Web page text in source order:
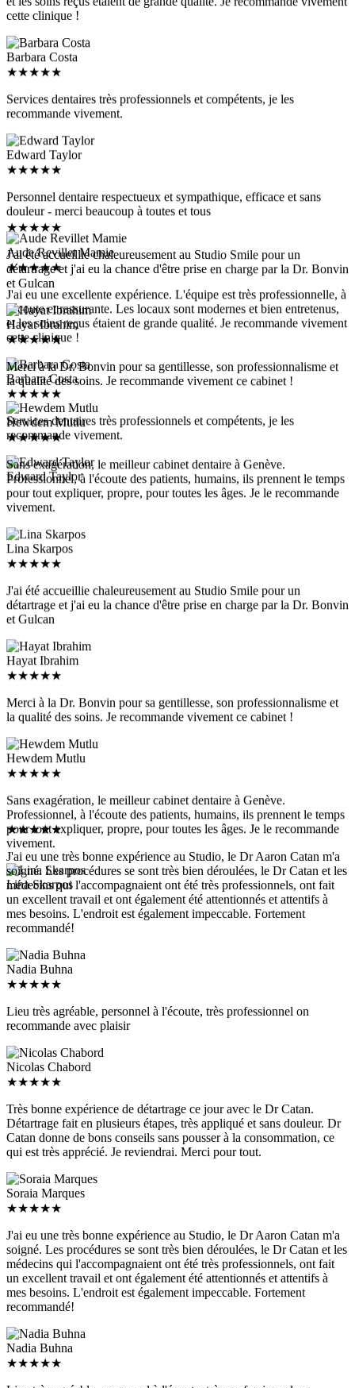
cette clinique !
Barbara Costa
★★★★★
Services dentaires très professionnels et compétents, je les
recommande vivement.
Edward Taylor
★★★★ ★
douleur - merci beaucoup à toutes et tous
Aude Revillet Mamie
★★★★★
J'ai eu une excellente expérience. L'équipe est très professionnelle, à
l'écoute et rassurante. Les locaux sont modernes et bien entretenus,
et les soins reçus étaient de grande qualité. Je recommande vivement
cette clinique !
Barbara Costa
★★★★★
Services dentaires très professionnels et compétents, je les
recommande vivement.
Edward Taylor
★ ★ ★ ★
★
J'ai été accueillie chaleureusement au Studio Smile pour un
détartrage et j'ai eu la chance d'être prise en charge par la Dr. Bonvin
et Gulcan
Hayat Ibrahim
★★★★★
Merci à la Dr. Bonvin pour sa gentillesse, son professionnalisme et
la qualité des soins. Je recommande vivement ce cabinet !
Hewdem Mutlu
★★★★★
Sans exagération, le meilleur cabinet dentaire à Genève.
Professionnel, à l'écoute des patients, humains, ils prennent le temps
pour tout expliquer, propre, pour toutes les âges. Je le recommande
vivement.
Lina Skarpos
★★★★★
J'ai été accueillie chaleureusement au Studio Smile pour un
détartrage et j'ai eu la chance d'être prise en charge par la Dr. Bonvin
et Gulcan
Hayat Ibrahim
★★ ★★★
Merci à la Dr. Bonvin pour sa gentillesse, son professionnalisme et
la qualité des soins. Je recommande vivement ce cabinet !
Hewdem Mutlu
★★ ★★★
Sans exagération, le meilleur cabinet dentaire à Genève.
Professionnel, à l'écoute des patients, humains, ils prennent le temps
pour tout expliquer, propre, pour toutes les âges. Je le recommande
vivement.
Lina Skarpos
★★★★★
J'ai eu une très bonne expérience au Studio, le Dr Aaron Catan m'a
soigné. Les procédures se sont très bien déroulées, le Dr Catan et les
médecins qui l'accompagnaient ont été très professionnels, ont fait
un excellent travail et ont également été attentionnés et attentifs à
mes besoins. L'endroit est également impeccable. Fortement
recommandé!
Nadia Buhna
★★★ ★★
recommande avec plaisir
Nicolas Chabord
★★★★★
Détartrage fait en plusieurs étapes, très appliqué et sans douleur. Dr
Catan donne de bons conseils sans pousser à la consommation, ce
qui est très apprécié. Je reviendrai. Merci pour tout.
Soraia Marques
★★★ ★★
soigné. Les procédures se sont très bien déroulées, le Dr Catan et les
médecins qui l'accompagnaient ont été très professionnels, ont fait
un excellent travail et ont également été attentionnés et attentifs à
mes besoins. L'endroit est également impeccable. Fortement
recommandé!
Nadia Buhna
★★★ ★★